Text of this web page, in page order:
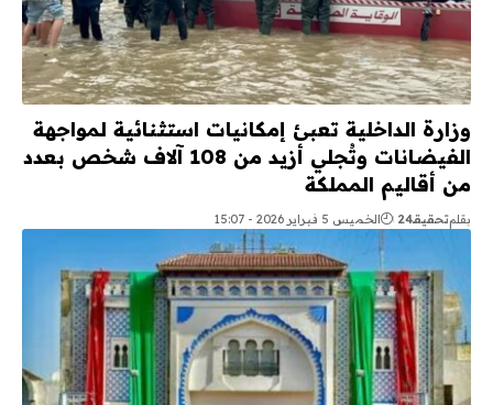
وزارة الداخلية تعبئ إمكانيات استثنائية لمواجهة
الفيضانات وتُجلي أزيد من 108 آلاف شخص بعدد
من أقاليم المملكة
بقلمتحقيقـ24 الخميس 5 فبراير 2026 - 15:07